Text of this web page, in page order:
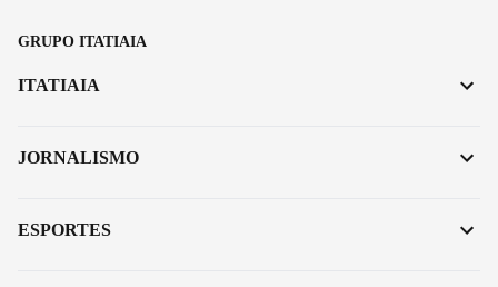
GRUPO ITATIAIA
ITATIAIA
JORNALISMO
ESPORTES